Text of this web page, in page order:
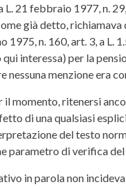
L. 21 febbraio 1977, n.
già detto,
1975, n. 160, art. 3, a
qui interessa) per la
nessuna menzione era
momento, ritenersi
di una qualsiasi
del testo
parametro di verifica
in parola non